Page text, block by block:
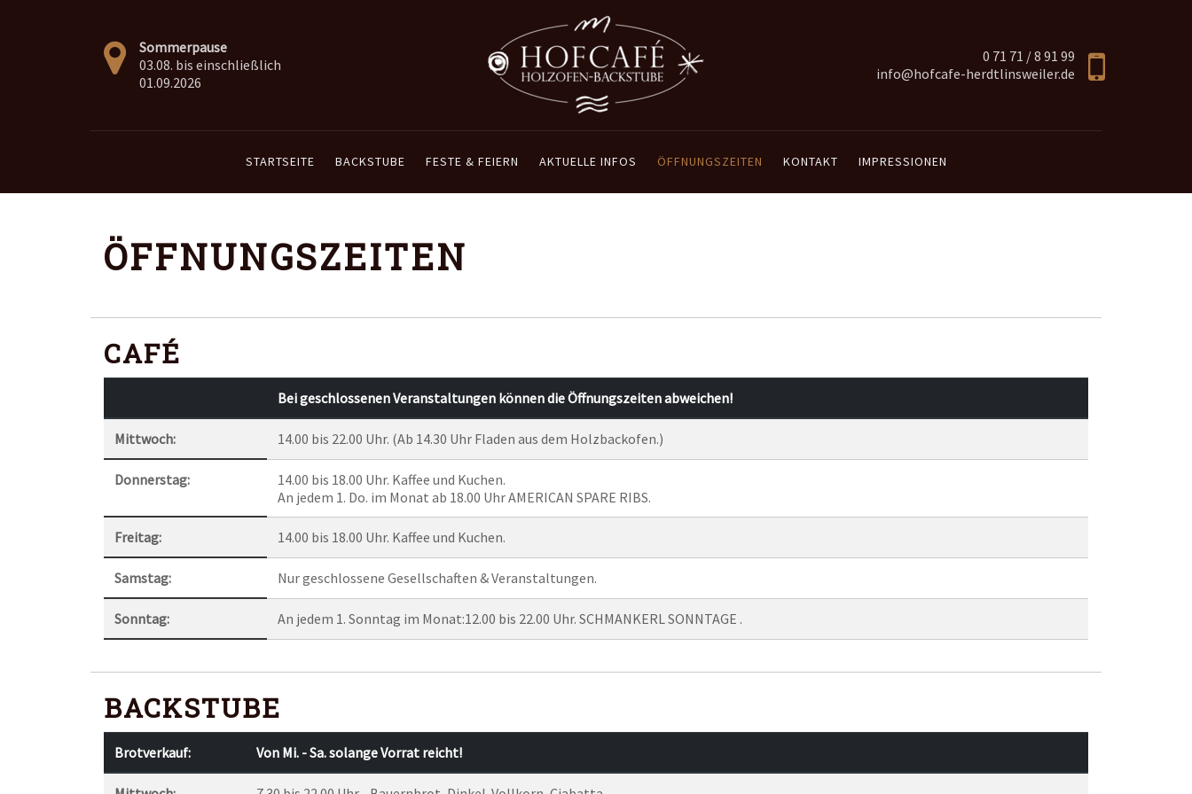
Sommerpause
03.08. bis einschließlich
01.09.2026
0 71 71 / 8 91 99
info@hofcafe-herdtlinsweiler.de
STARTSEITE BACKSTUBE FESTE & FEIERN AKTUELLE INFOS ÖFFNUNGSZEITEN KONTAKT IMPRESSIONEN
ÖFFNUNGSZEITEN
CAFÉ
Bei geschlossenen Veranstaltungen können die Öffnungszeiten abweichen!
Mittwoch: 14.00 bis 22.00 Uhr. (Ab 14.30 Uhr Fladen aus dem Holzbackofen.)
Donnerstag:
14.00 bis 18.00 Uhr. Kaffee und Kuchen.
An jedem 1. Do. im Monat ab 18.00 Uhr AMERICAN SPARE RIBS.
Freitag: 14.00 bis 18.00 Uhr. Kaffee und Kuchen.
Samstag: Nur geschlossene Gesellschaften & Veranstaltungen.
Sonntag: An jedem 1. Sonntag im Monat:12.00 bis 22.00 Uhr. SCHMANKERL SONNTAGE .
BACKSTUBE
Brotverkauf: Von Mi. - Sa. solange Vorrat reicht!